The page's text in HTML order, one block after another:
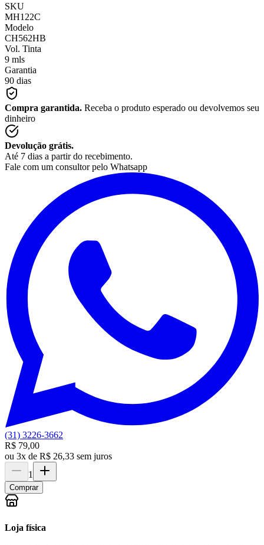
SKU
MH122C
Modelo
CH562HB
Vol. Tinta
9 mls
Garantia
90 dias
Compra garantida. Receba o produto esperado ou devolvemos seu
dinheiro
Devolução grátis.
Até 7 dias a partir do recebimento.
Fale com um consultor pelo Whatsapp
(31) 3226-3662
R$ 79,00
ou 3x de R$ 26,33 sem juros
1
Comprar
Loja física